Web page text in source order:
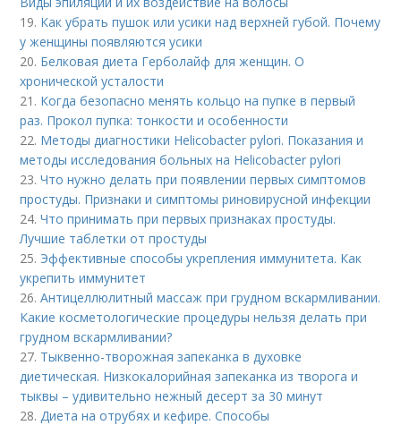
19. Как убрать пушок или усики над верхней губой. Почему
у женщины появляются усики
20. Белковая диета Герболайф для женщин. О
хронической усталости
21. Когда безопасно менять кольцо на пупке в первый
раз. Прокол пупка: тонкости и особенности
22. Методы диагностики Helicobacter pylori. Показания и
методы исследования больных на Helicobacter pylori
23.Что нужно делать при появлении первых симптомов
простуды. Признаки и симптомы риновирусной инфекции
24.Что принимать при первых признаках простуды.
Лучшие таблетки от простуды
25. Эффективные способы укрепления иммунитета. Как
укрепить иммунитет
26.Антицеллюлитный массаж при грудном вскармливании.
Какие косметологические процедуры нельзя делать при
грудном вскармливании?
27. Тыквенно-творожная запеканка в духовке
диетическая. Низкокалорийная запеканка из творога и
тыквы – удивительно нежный десерт за 30 минут
28.Диета на отрубях и кефире. Способы